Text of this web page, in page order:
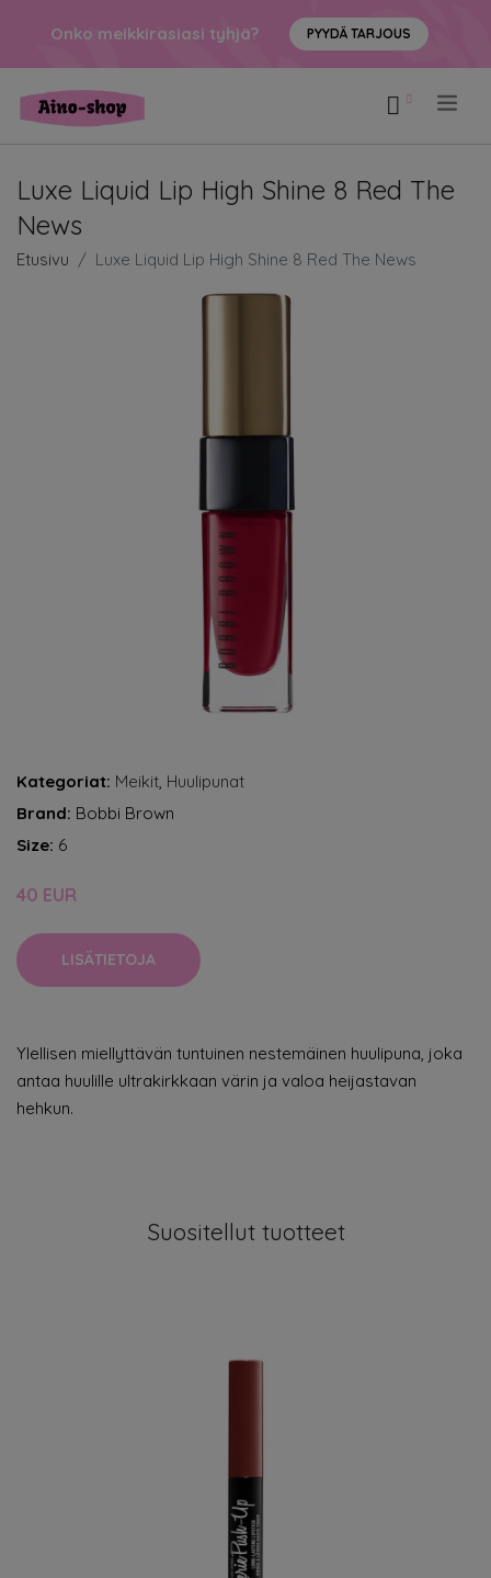
Onko meikkirasiasi tyhjä? PYYDÄ TARJOUS
Luxe Liquid Lip High Shine 8 Red The
News
Etusivu Luxe Liquid Lip High Shine 8 Red The News
Kategoriat: Meikit, Huulipunat
Brand: Bobbi Brown
Size: 6
40 EUR
LISÄTIETOJA
Ylellisen miellyttävän tuntuinen nestemäinen huulipuna, joka
antaa huulille ultrakirkkaan värin ja valoa heijastavan
hehkun.
Suositellut tuotteet